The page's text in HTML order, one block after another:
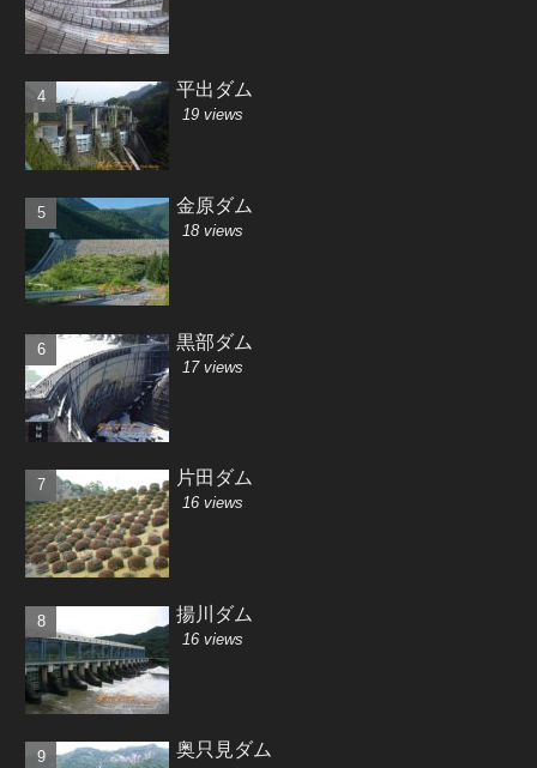
平出ダム
19 views
金原ダム
18 views
黒部ダム
17 views
片田ダム
16 views
揚川ダム
16 views
奥只見ダム